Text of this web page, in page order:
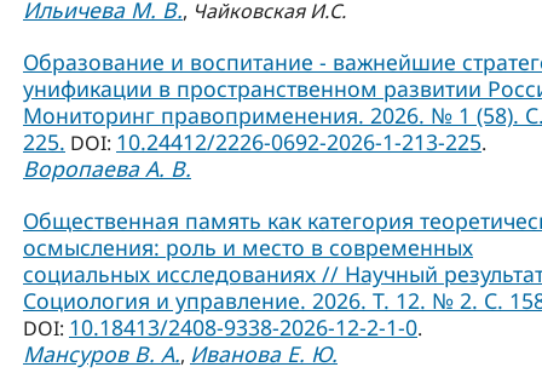
Ильичева М. В., Чайковская И.С.
Образование и воспитание - важнейшие
унификации в пространственном развитии
Мониторинг правоприменения. 2026. № 1 (58).
225. DOI: 10.24412/2226-0692-2026-1-213-225.
Воропаева А. В.
Общественная память как категория
осмысления: роль и место в современных
социальных исследованиях // Научный
Социология и управление. 2026. Т. 12. № 2. С.
DOI: 10.18413/2408-9338-2026-12-2-1-0.
Мансуров В. А., Иванова Е. Ю.